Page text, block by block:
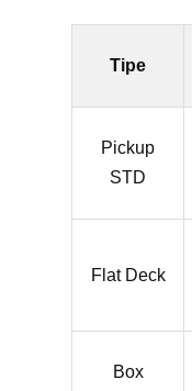
Tipe
Pickup
STD
Flat Deck
Box